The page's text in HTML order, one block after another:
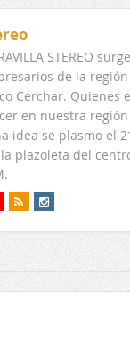
STEREO
de la
Cerchar.
en nuestra
idea se plasmo el
plazoleta del